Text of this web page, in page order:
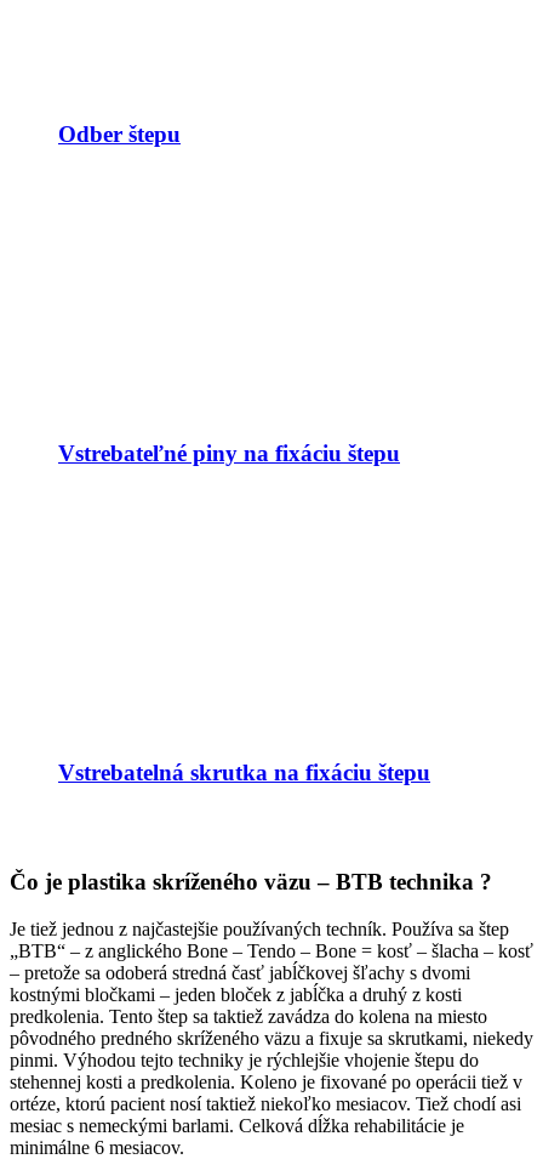
Odber štepu
Vstrebateľné piny na fixáciu štepu
Vstrebatelná skrutka na fixáciu štepu
Čo je plastika skríženého väzu – BTB technika ?
Je tiež jednou z najčastejšie používaných techník. Používa sa štep
„BTB“ – z anglického Bone – Tendo – Bone = kosť – šlacha – kosť
– pretože sa odoberá stredná časť jabĺčkovej šľachy s dvomi
kostnými bločkami – jeden bloček z jabĺčka a druhý z kosti
predkolenia. Tento štep sa taktiež zavádza do kolena na miesto
pôvodného predného skríženého väzu a fixuje sa skrutkami, niekedy
pinmi. Výhodou tejto techniky je rýchlejšie vhojenie štepu do
stehennej kosti a predkolenia. Koleno je fixované po operácii tiež v
ortéze, ktorú pacient nosí taktiež niekoľko mesiacov. Tiež chodí asi
mesiac s nemeckými barlami. Celková dĺžka rehabilitácie je
minimálne 6 mesiacov.